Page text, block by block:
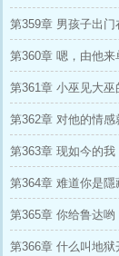
第359章 男孩子出
第360章 嗯，由他来
第361章 小巫见大巫
第362章 对他的情
第363章 现如今的
第364章 难道你是隱
第365章 你给鲁达哟
第366章 什么叫地